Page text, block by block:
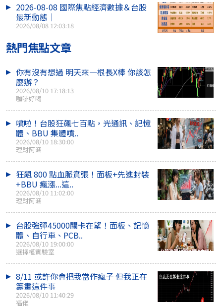
2026-08-08 國際焦點經濟數據＆台股
最新動態｜
2026/08/08 12:03:18
熱門焦點文章
你有沒有想過 明天來一根長X棒 你該怎
麼辦？
2026/08/10 17:18:13
咖啡好喝
噴啦！台股狂飆七百點，光通訊、記憶
體、BBU 集體噴..
2026/08/10 18:30:00
理財阿涵
狂飆 800 點血脈賁張！面板+先進封裝
+BBU 瘋漲...這..
2026/08/10 11:02:00
理財阿涵
台股強彈45000關卡在望！面板、記憶
體、自行車、PCB..
2026/08/10 19:00:00
選擇權實驗室
8/11 或許你會把我當作瘋子 但我正在
籌畫這件事
2026/08/10 11:40:29
福佬